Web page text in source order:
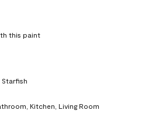
this paint
Starfish
Kitchen, Living Room